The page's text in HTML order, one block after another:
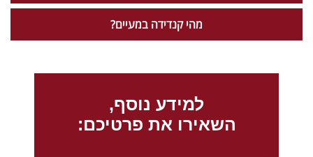
מהי קנדידה במעיים?
למידע נוסף,
השאירו את פרטיכם: